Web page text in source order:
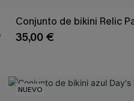
Conjunto de bikini Relic
35,00 €
NUEVO